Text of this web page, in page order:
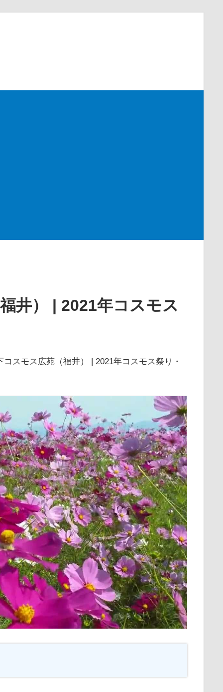
井） | 2021年コスモス
コスモス広苑（福井） | 2021年コスモス祭り・